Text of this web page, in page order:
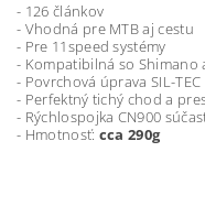
- 126 článkov
- Vhodná pre MTB aj cestu
- Pre 11speed systémy
- Kompatibilná so Shimano
- Povrchová úprava SIL-TEC
- Perfektný tichý chod a
- Rýchlospojka CN900
- Hmotnosť: cca 290g